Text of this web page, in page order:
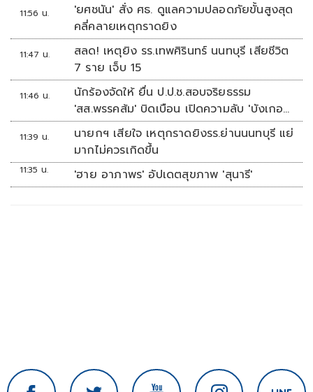
11:56 น.
'ยศชนัน' สั่ง ศธ. ดูแลความปลอดภัยขั้นสูงสุด
คลี่คลายเหตุกราดยิง
11:47 น.
สลด! เหตุยิง รร.เทพศิรินทร์ นนทบุรี เสียชีวิต
7 ราย เจ็บ 15
11:46 น.
นักร้องจัดให้ ยื่น ป.ป.ช.สอบจริยธรรม
'สส.พรรคส้ม' บิดเบือน เปิดความลับ 'บังเกอร์
ทหาร'
11:39 น.
นายกฯ เสียใจ เหตุกราดยิงรร.ย่านนนทบุรี แย่
มากไม่ควรเกิดขึ้น
11:35 น. 'ฮาย อาภาพร' อัปเดตสุขภาพ 'สุนารี'